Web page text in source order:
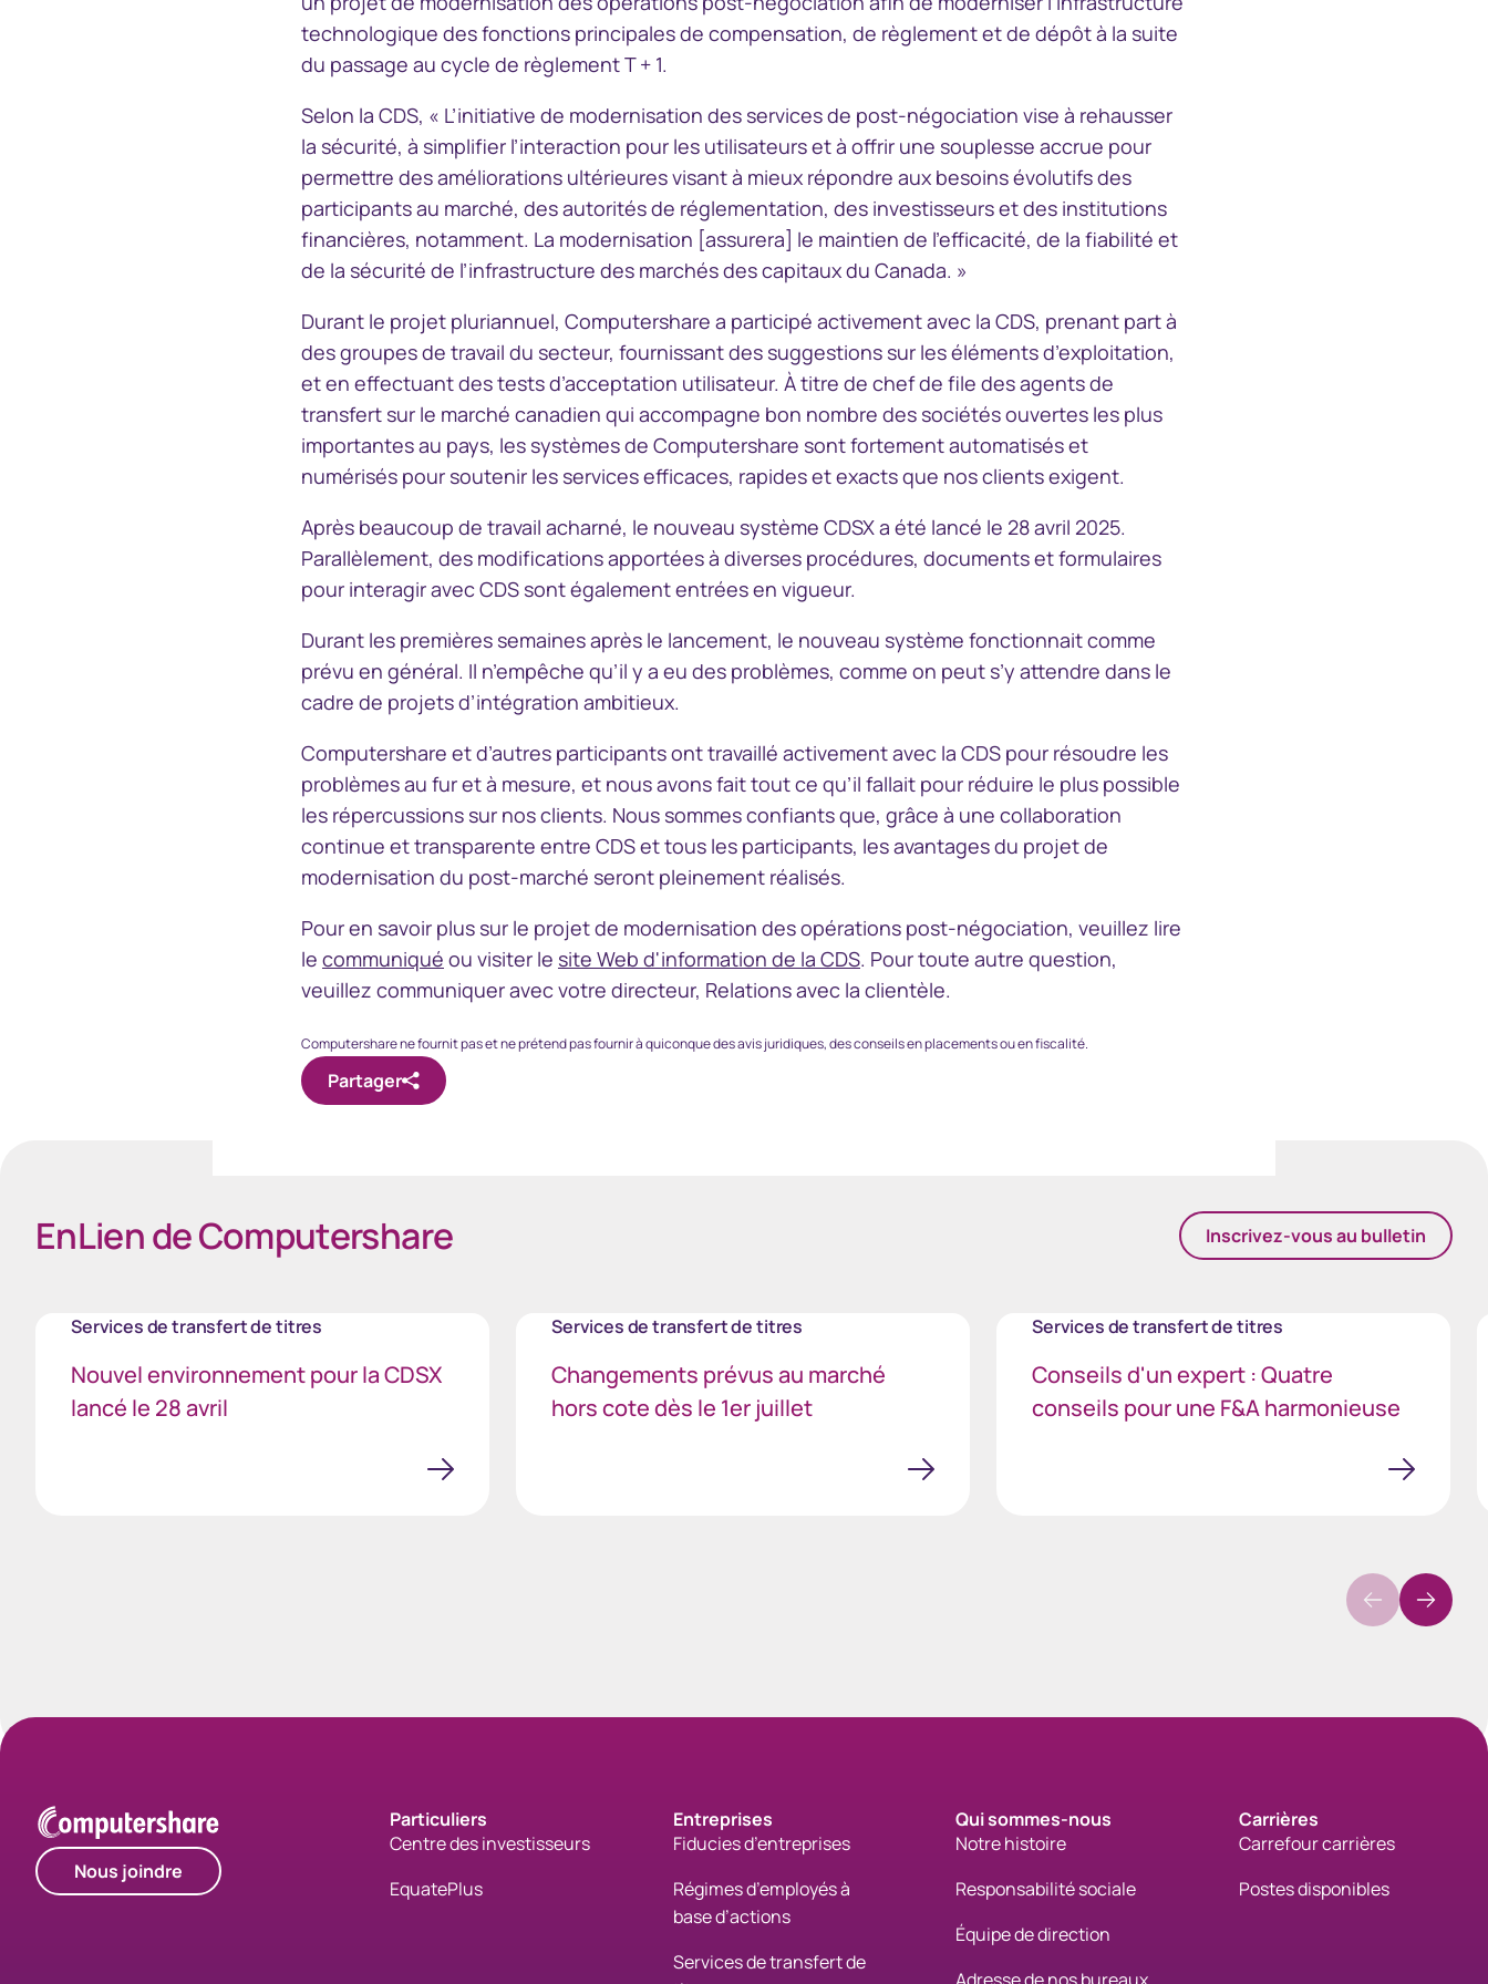
South Africa
Schweiz (Deutsch)
Suisse (Français)
Switzerland (English)
United Kingdom
United States
Corporate
technologique des fonctions principales de compensation, de règlement et de dépôt à la suite
du passage au cycle de règlement T + 1.
Selon la CDS, « L’initiative de modernisation des services de post-négociation vise à rehausser
la sécurité, à simplifier l’interaction pour les utilisateurs et à offrir une souplesse accrue pour
permettre des améliorations ultérieures visant à mieux répondre aux besoins évolutifs des
participants au marché, des autorités de réglementation, des investisseurs et des institutions
financières, notamment. La modernisation [assurera] le maintien de l’efficacité, de la fiabilité et
de la sécurité de l’infrastructure des marchés des capitaux du Canada. »
Durant le projet pluriannuel, Computershare a participé activement avec la CDS, prenant part à
des groupes de travail du secteur, fournissant des suggestions sur les éléments d’exploitation,
et en effectuant des tests d’acceptation utilisateur. À titre de chef de file des agents de
transfert sur le marché canadien qui accompagne bon nombre des sociétés ouvertes les plus
importantes au pays, les systèmes de Computershare sont fortement automatisés et
numérisés pour soutenir les services efficaces, rapides et exacts que nos clients exigent.
Après beaucoup de travail acharné, le nouveau système CDSX a été lancé le 28 avril 2025.
Parallèlement, des modifications apportées à diverses procédures, documents et formulaires
pour interagir avec CDS sont également entrées en vigueur.
Durant les premières semaines après le lancement, le nouveau système fonctionnait comme
prévu en général. Il n’empêche qu’il y a eu des problèmes, comme on peut s’y attendre dans le
cadre de projets d’intégration ambitieux.
Computershare et d’autres participants ont travaillé activement avec la CDS pour résoudre les
problèmes au fur et à mesure, et nous avons fait tout ce qu’il fallait pour réduire le plus possible
les répercussions sur nos clients. Nous sommes confiants que, grâce à une collaboration
continue et transparente entre CDS et tous les participants, les avantages du projet de
modernisation du post-marché seront pleinement réalisés.
Pour en savoir plus sur le projet de modernisation des opérations post-négociation, veuillez lire
le communiqué ou visiter le site Web d'information de la CDS. Pour toute autre question,
veuillez communiquer avec votre directeur, Relations avec la clientèle.
Computershare ne fournit pas et ne prétend pas fournir à quiconque des avis juridiques, des conseils en placements ou en fiscalité.
Partager
EnLien de Computershare Inscrivez-vous au bulletin
Services de transfert de titres
Nouvel environnement pour la CDSX
lancé le 28 avril
Services de transfert de titres
Changements prévus au marché
hors cote dès le 1er juillet
Services de transfert de titres
Conseils d'un expert : Quatre
conseils pour une F&A harmonieuse
Nous joindre
Particuliers
Centre des investisseurs
EquatePlus
Entreprises
Fiducies d’entreprises
Régimes d’employés à
base d’actions
Services de transfert de
Qui sommes-nous
Notre histoire
Responsabilité sociale
Équipe de direction
Carrières
Carrefour carrières
Postes disponibles